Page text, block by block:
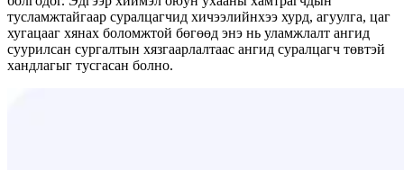
тусламжтайгаар суралцагчид хичээлийнхээ хурд, агуулга, цаг
хугацааг хянах боломжтой бөгөөд энэ нь уламжлалт ангид
суурилсан сургалтын хязгаарлалтаас ангид суралцагч төвтэй
хандлагыг тусгасан болно.